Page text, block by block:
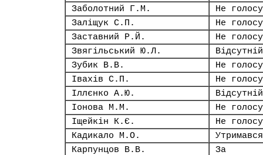
Заболотний Г.М.
Не
Заліщук С.П.
Не
Заставний Р.Й.
Не
Звягільський Ю.Л.
Відсутній
Зубик В.В.
Не
Івахів С.П.
Не
Іллєнко А.Ю.
Відсутній
Іонова М.М.
Не
Іщейкін К.Є.
Не
Кадикало М.О.
Утримався
Карпунцов В.В.
За